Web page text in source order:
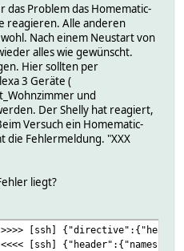
das Problem das Homematic-
reagieren. Alle anderen
Nach einem Neustart von
alles wie gewünscht.
Hier sollten per
3 Geräte (
und
Der Shelly hat reagiert,
Versuch ein Homematic-
die Fehlermeldung. "XXX
liegt?
[ssh]
[ssh]